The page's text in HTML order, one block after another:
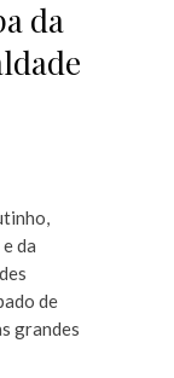
da
da
de
grandes